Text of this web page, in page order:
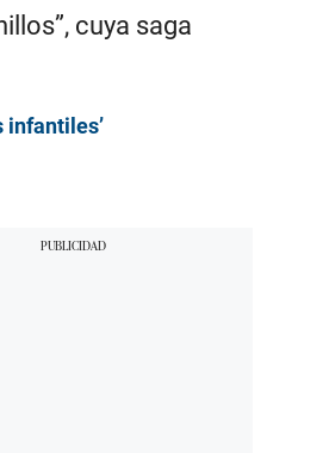
cuya saga
infantiles’